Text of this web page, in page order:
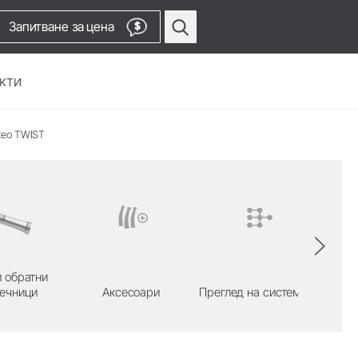
Запитване за цена $
Профилактика &
Въздушен скалер
Безжични апарати
Към видео канала
TWIST
обратни
Аксесоари Преглед на системата